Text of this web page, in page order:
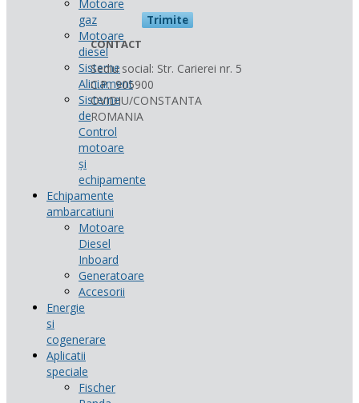
Motoare
gaz
Motoare
diesel
Sisteme
Aliniament
Sisteme
de
Control
motoare
și
echipamente
Echipamente
ambarcatiuni
Motoare
Diesel
Inboard
Generatoare
Accesorii
Energie
si
cogenerare
Aplicatii
speciale
Fischer
CONTACT
Sediu social: Str. Carierei nr. 5
C.P.: 905900
OVIDIU/CONSTANTA
ROMANIA